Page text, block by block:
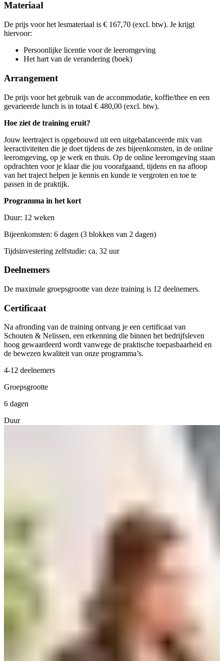
don26-11-2026
maa14-12-2026
woe24-03-2027
woe14-04-20279:30 - 16:30
woe07-07-2027
woe08-09-20279:30 - 16:30
don09-09-2027
Materiaal
De prijs voor het lesmateriaal is € 167,70 (excl. btw). Je krijgt
hiervoor:
Persoonlijke licentie voor de leeromgeving
Het hart van de verandering (boek)
Arrangement
De prijs voor het gebruik van de accommodatie, koffie/thee en een
gevarieerde lunch is in totaal € 480,00 (excl. btw).
Hoe ziet de training eruit?
Jouw leertraject is opgebouwd uit een uitgebalanceerde mix van
leeractiviteiten die je doet tijdens de zes bijeenkomsten, in de online
leeromgeving, op je werk en thuis. Op de online leeromgeving staan
opdrachten voor je klaar die jou voorafgaand, tijdens en na afloop
van het traject helpen je kennis en kunde te vergroten en toe te
passen in de praktijk.
Programma in het kort
Duur: 12 weken
Bijeenkomsten: 6 dagen (3 blokken van 2 dagen)
Tijdsinvestering zelfstudie: ca. 32 uur
Deelnemers
De maximale groepsgrootte van deze training is 12 deelnemers.
Certificaat
Na afronding van de training ontvang je een certificaat van
Schouten & Nelissen, een erkenning die binnen het bedrijfsleven
hoog gewaardeerd wordt vanwege de praktische toepasbaarheid en
de bewezen kwaliteit van onze programma’s.
4-12 deelnemers
Groepsgrootte
6 dagen
Duur